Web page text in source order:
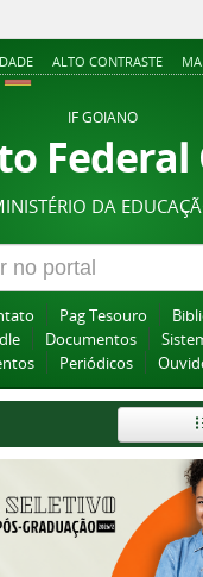
Acesso
ALTO CONTRASTE
IF GOIANO
Federal
DA
Pag Tesouro
Documentos
Periódicos